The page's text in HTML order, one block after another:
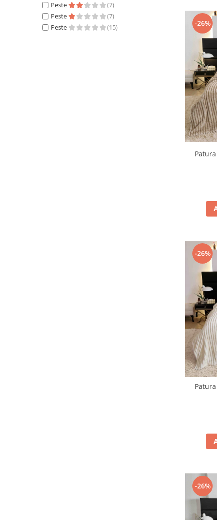
Peste
(7)
Peste
(7)
Peste
(15) -26%
-26%
-26%